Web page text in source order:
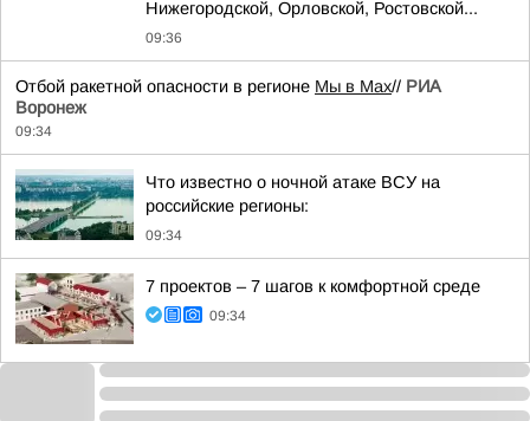
Нижегородской, Орловской, Ростовской...
09:36
Отбой ракетной опасности в регионе Мы в Мах// РИА
Воронеж
09:34
Что известно о ночной атаке ВСУ на
российские регионы:
09:34
7 проектов – 7 шагов к комфортной среде
09:34